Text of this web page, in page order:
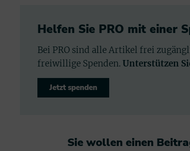
Helfen Sie PRO mit einer
Bei PRO sind alle Artikel frei
freiwillige Spenden. Unterstützen
Jetzt spenden
Sie wollen einen